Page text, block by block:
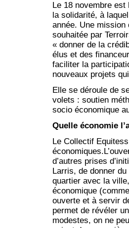
Le 18 novembre est
la solidarité, à
année. Une mission
souhaitée par
« donner de la
élus et des
faciliter la
nouveaux projets
Elle se déroule de
volets : soutien
socio économique
Quelle économie
Le Collectif
d’autres prises
Larris, de donner
quartier avec la
économique
ouverte et à servir
permet de révéler
modestes, on ne